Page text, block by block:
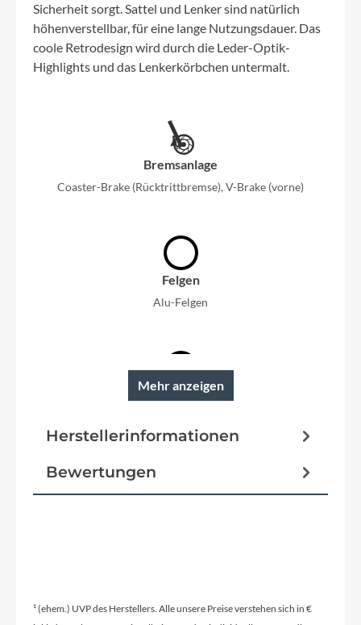
Sicherheit sorgt. Sattel und Lenker sind natürlich
höhenverstellbar, für eine lange Nutzungsdauer. Das
coole Retrodesign wird durch die Leder-Optik-
Highlights und das Lenkerkörbchen untermalt.
Bremsanlage
Coaster-Brake (Rücktrittbremse), V-Brake (vorne)
Felgen
Alu-Felgen
Reifen
Dämpfungseigenschaft und geringem
Rahmentyp
Mehr anzeigen
Herstellerinformationen
Bewertungen
¹ (ehem.) UVP des Herstellers. Alle unsere Preise verstehen sich in €